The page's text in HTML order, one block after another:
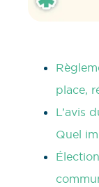
place,
L’avis
Quel